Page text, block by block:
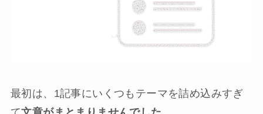
最初は、1記事にいくつもテーマを詰め込みすぎ